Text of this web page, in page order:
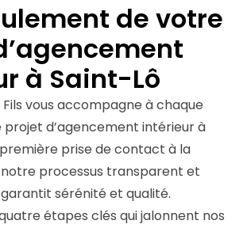
de votre
à Saint-Lô
Fils vous accompagne à chaque
d’agencement intérieur à
prise de contact à la
notre processus transparent et
sérénité et qualité.
étapes clés qui jalonnent nos